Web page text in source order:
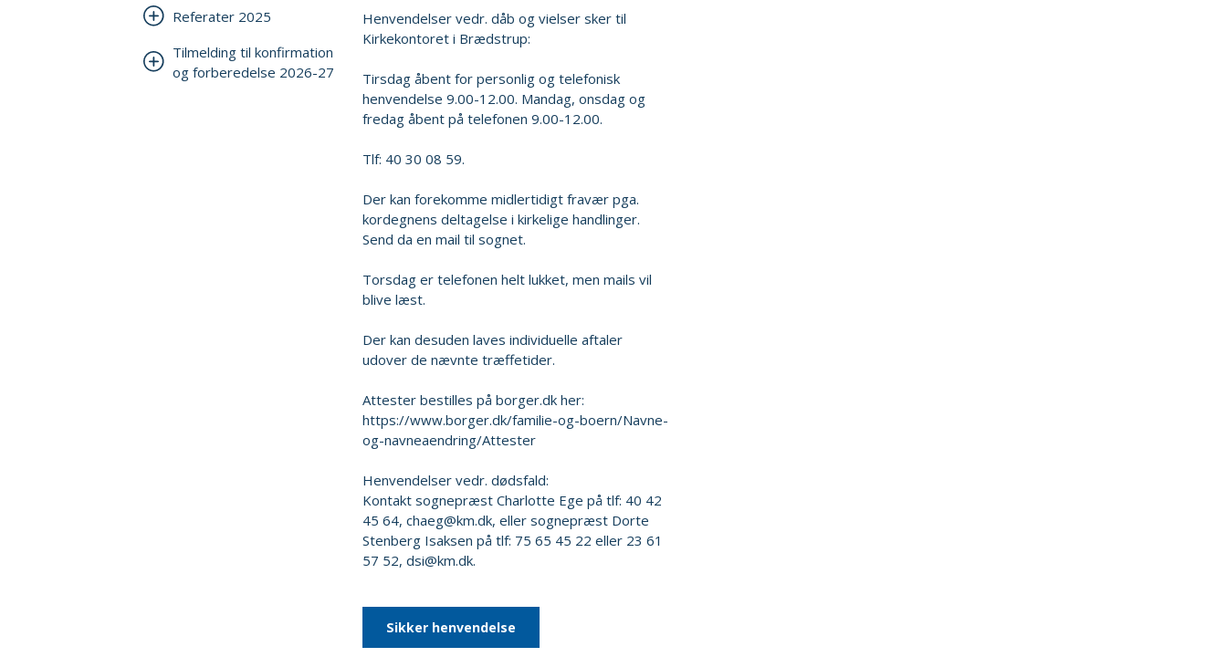
Referater 2025
Tilmelding til konfirmation
og forberedelse 2026-27
Henvendelser vedr. dåb og vielser sker til
Kirkekontoret i Brædstrup:
Tirsdag åbent for personlig og telefonisk
henvendelse 9.00-12.00. Mandag, onsdag og
fredag åbent på telefonen 9.00-12.00.
Tlf: 40 30 08 59.
Der kan forekomme midlertidigt fravær pga.
kordegnens deltagelse i kirkelige handlinger.
Send da en mail til sognet.
Torsdag er telefonen helt lukket, men mails vil
blive læst.
Der kan desuden laves individuelle aftaler
udover de nævnte træffetider.
Attester bestilles på borger.dk her:
https://www.borger.dk/familie-og-boern/Navne-
og-navneaendring/Attester
Henvendelser vedr. dødsfald:
Kontakt sognepræst Charlotte Ege på tlf: 40 42
45 64, chaeg@km.dk, eller sognepræst Dorte
Stenberg Isaksen på tlf: 75 65 45 22 eller 23 61
57 52, dsi@km.dk.
Sikker henvendelse